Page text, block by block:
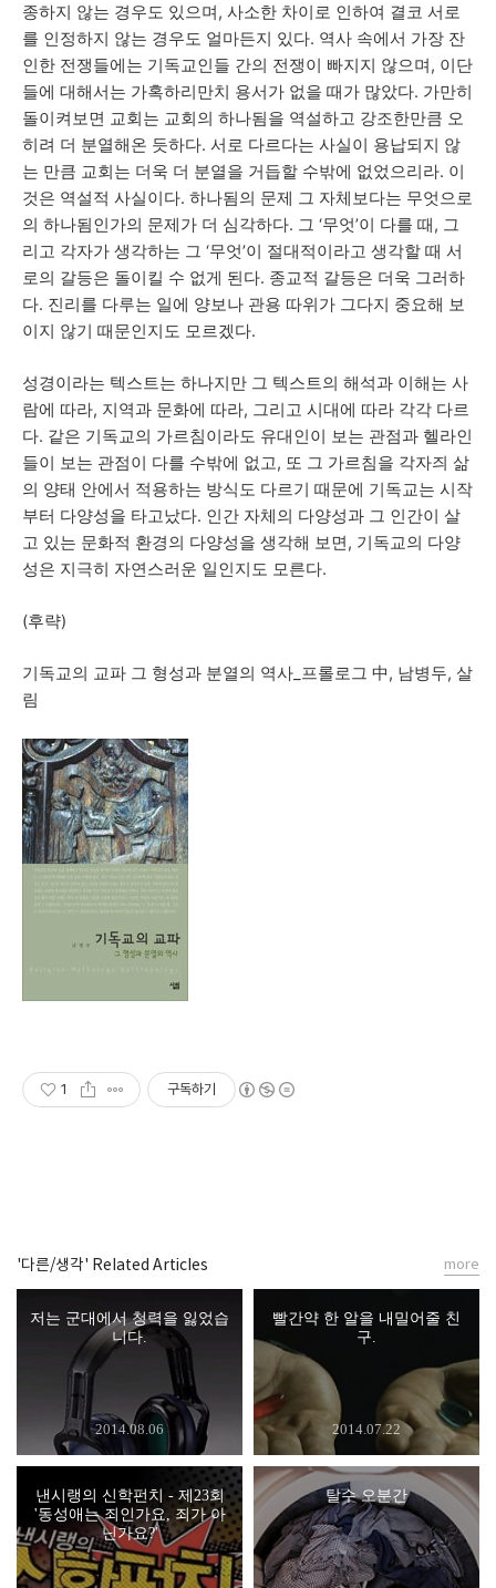
종하지 않는 경우도 있으며, 사소한 차이로 인하여 결코 서로
를 인정하지 않는 경우도 얼마든지 있다. 역사 속에서 가장 잔
인한 전쟁들에는 기독교인들 간의 전쟁이 빠지지 않으며, 이단
들에 대해서는 가혹하리만치 용서가 없을 때가 많았다. 가만히
돌이켜보면 교회는 교회의 하나됨을 역설하고 강조한만큼 오
히려 더 분열해온 듯하다. 서로 다르다는 사실이 용납되지 않
는 만큼 교회는 더욱 더 분열을 거듭할 수밖에 없었으리라. 이
것은 역설적 사실이다. 하나됨의 문제 그 자체보다는 무엇으로
의 하나됨인가의 문제가 더 심각하다. 그 ‘무엇’이 다를 때, 그
리고 각자가 생각하는 그 ‘무엇’이 절대적이라고 생각할 때 서
로의 갈등은 돌이킬 수 없게 된다. 종교적 갈등은 더욱 그러하
다. 진리를 다루는 일에 양보나 관용 따위가 그다지 중요해 보
이지 않기 때문인지도 모르겠다.
성경이라는 텍스트는 하나지만 그 텍스트의 해석과 이해는 사
람에 따라, 지역과 문화에 따라, 그리고 시대에 따라 각각 다르
다. 같은 기독교의 가르침이라도 유대인이 보는 관점과 헬라인
들이 보는 관점이 다를 수밖에 없고, 또 그 가르침을 각자즤 삶
의 양태 안에서 적용하는 방식도 다르기 때문에 기독교는 시작
부터 다양성을 타고났다. 인간 자체의 다양성과 그 인간이 살
고 있는 문화적 환경의 다양성을 생각해 보면, 기독교의 다양
성은 지극히 자연스러운 일인지도 모른다.
(후략)
기독교의 교파 그 형성과 분열의 역사_프롤로그 中, 남병두, 살
림
1 구독하기
'다른/생각' Related Articles
저는 군대에서 청력을 잃었습
니다.
2014.08.06
빨간약 한 알을 내밀어줄 친
구.
2014.07.22
낸시랭의 신학펀치 - 제23회
'동성애는 죄인가요, 죄가 아
닌가요?'
탈수 오분간
more